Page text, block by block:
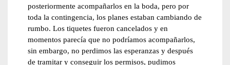
posteriormente acompañarlos en la boda, pero por
toda la contingencia, los planes estaban cambiando de
rumbo. Los tiquetes fueron cancelados y en
momentos parecía que no podríamos acompañarlos,
sin embargo, no perdimos las esperanzas y después
de tramitar y conseguir los permisos, pudimos